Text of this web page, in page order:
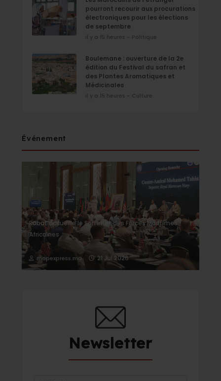
pourront recourir aux procurations
électroniques pour les élections
de septembre
il y a 15 heures - Politique
Boulemane : ouverture de la 2e
édition du Festival du safran et
des Plantes Aromatiques et
Médicinales
il y a 15 heures - Culture
Événement
Rabat accueille le Sommet des Forces Maritimes
Africaines
mapexpress.ma 21 Jul 2026
Newsletter